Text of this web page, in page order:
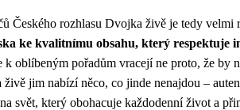
Českého rozhlasu Dvojka živě je tedy velmi
ke kvalitnímu obsahu, který respektuje
k oblíbeným pořadům vracejí ne proto, že by
živě jim nabízí něco, co jinde nenajdou –
svět, který obohacuje každodenní život a